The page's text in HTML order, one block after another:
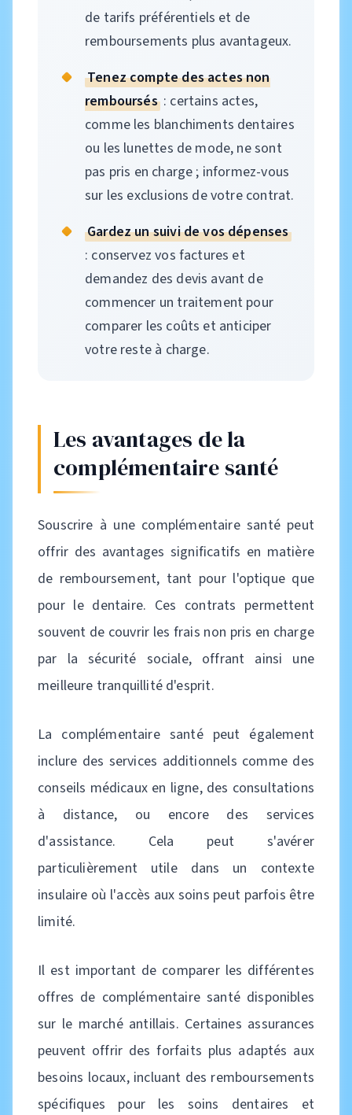
de tarifs préférentiels et de
remboursements plus avantageux.
Tenez compte des actes non
remboursés: certains actes,
comme les blanchiments dentaires
ou les lunettes de mode, ne sont
pas pris en charge ; informez-vous
sur les exclusions de votre contrat.
Gardez un suivi de vos dépenses
: conservez vos factures et
demandez des devis avant de
commencer un traitement pour
comparer les coûts et anticiper
votre reste à charge.
Les avantages de la
complémentaire santé
Souscrire à une complémentaire santé peut
offrir des avantages significatifs en matière
de remboursement, tant pour l'optique que
pour le dentaire. Ces contrats permettent
souvent de couvrir les frais non pris en charge
par la sécurité sociale, offrant ainsi une
meilleure tranquillité d'esprit.
La complémentaire santé peut également
inclure des services additionnels comme des
conseils médicaux en ligne, des consultations
à distance, ou encore des services
d'assistance. Cela peut s'avérer
particulièrement utile dans un contexte
insulaire où l'accès aux soins peut parfois être
limité.
Il est important de comparer les différentes
offres de complémentaire santé disponibles
sur le marché antillais. Certaines assurances
peuvent offrir des forfaits plus adaptés aux
besoins locaux, incluant des remboursements
spécifiques pour les soins dentaires et